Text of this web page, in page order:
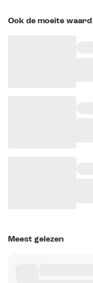
Ook de moeite waard
Meest gelezen